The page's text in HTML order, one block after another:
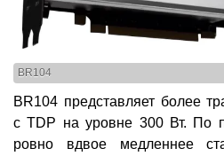
BR104
BR104 представляет более
с TDP на уровне 300 Вт. По
ровно вдвое медленнее